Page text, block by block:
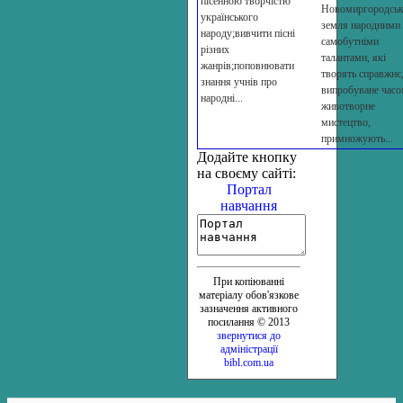
українського
народу;вивчити пісні
різних
жанрів;поповнювати
знання учнів про
народні...
земля народними
самобутніми
талантами, які
творять справжнє,
випробуване
животворне
мистецтво,
примножують...
Додайте кнопку
на своєму сайті:
Портал
навчання
При копіюванні
матеріалу обов'язкове
зазначення активного
посилання © 2013
звернутися до
адміністрації
bibl.com.ua